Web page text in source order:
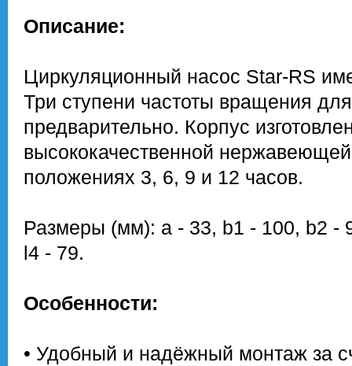
Описание:
Циркуляционный насос Star-RS
Три ступени частоты вращения
предварительно. Корпус
высококачественной
положениях 3, 6, 9 и 12 часов.
Размеры (мм): a - 33, b1 - 100, b2 -
l4 - 79.
Особенности:
• Удобный и надёжный монтаж за